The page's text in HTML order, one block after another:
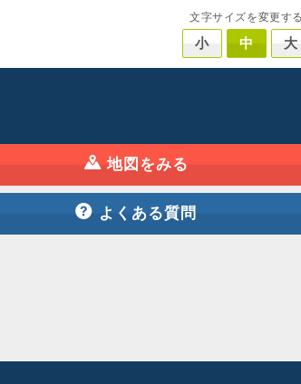
文字サイズを変更する
小 中 大
地図をみる
よくある質問